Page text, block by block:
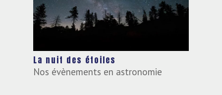
La nuit des étoiles
Nos évènements en astronomie